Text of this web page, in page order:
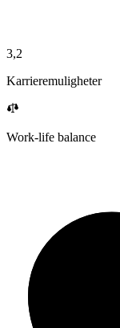
3,2
Karrieremuligheter
Work-life balance